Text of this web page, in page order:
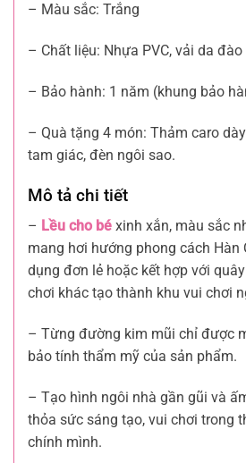
– Màu sắc: Trắng
– Chất liệu: Nhựa PVC, vải da đào
– Bảo hành: 1 năm (khung bảo
– Quà tặng 4 món: Thảm caro
tam giác, đèn ngôi sao.
Mô tả chi tiết
– Lều cho bé xinh xắn, màu sắc
mang hơi hướng phong cách Hàn
dụng đơn lẻ hoặc kết hợp với
chơi khác tạo thành khu vui chơi
– Từng đường kim mũi chỉ được
bảo tính thẩm mỹ của sản phẩm.
– Tạo hình ngôi nhà gần gũi và
thỏa sức sáng tạo, vui chơi trong
chính mình.